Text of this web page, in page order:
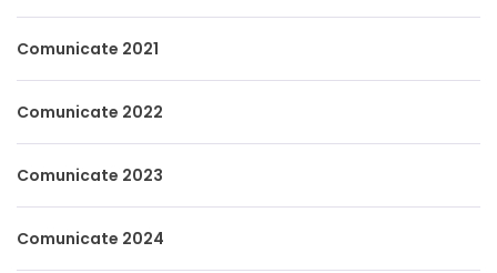
Comunicate 2021
Comunicate 2022
Comunicate 2023
Comunicate 2024